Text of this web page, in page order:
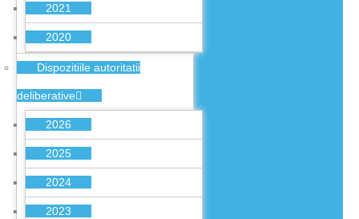
2021
2020
Dispozitiile autoritatii
deliberative
2026
2025
2024
2023